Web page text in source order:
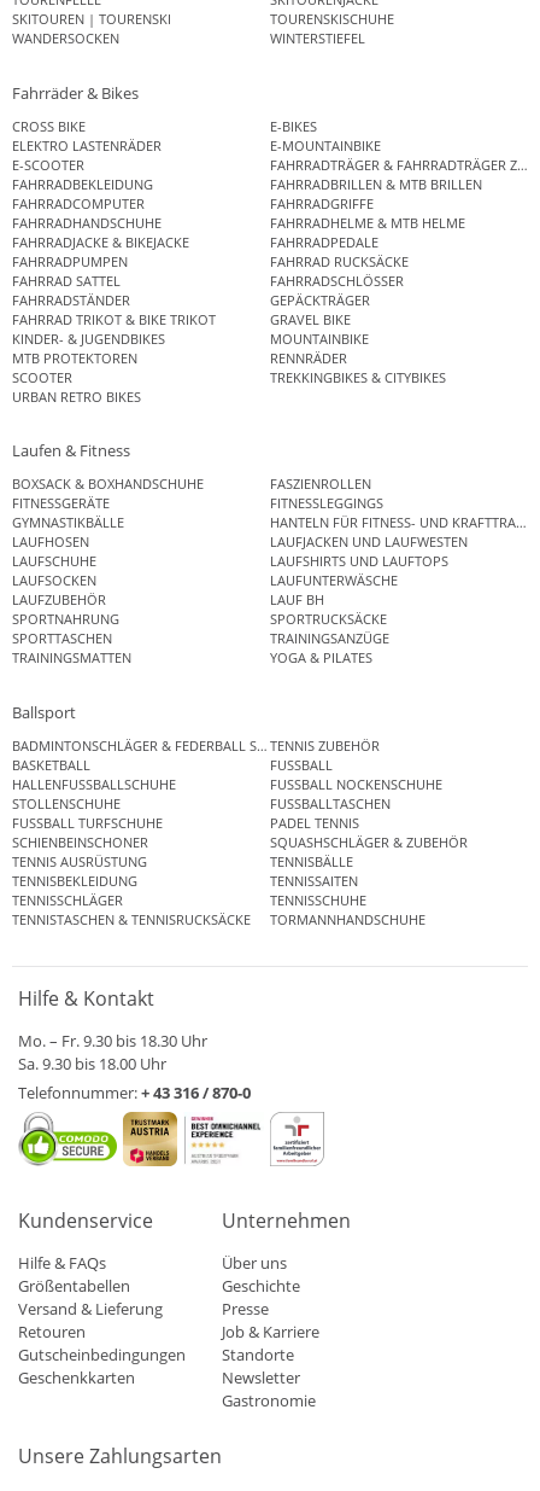
SKITOUREN | TOURENSKI
TOURENSKISCHUHE
WANDERSOCKEN
WINTERSTIEFEL
Fahrräder & Bikes
CROSS BIKE
E-BIKES
ELEKTRO LASTENRÄDER
E-MOUNTAINBIKE
E-SCOOTER
FAHRRADTRÄGER & FAHRRADTRÄGER
FAHRRADBEKLEIDUNG
FAHRRADBRILLEN & MTB BRILLEN
FAHRRADCOMPUTER
FAHRRADGRIFFE
FAHRRADHANDSCHUHE
FAHRRADHELME & MTB HELME
FAHRRADJACKE & BIKEJACKE
FAHRRADPEDALE
FAHRRADPUMPEN
FAHRRAD RUCKSÄCKE
FAHRRAD SATTEL
FAHRRADSCHLÖSSER
FAHRRADSTÄNDER
GEPÄCKTRÄGER
FAHRRAD TRIKOT & BIKE TRIKOT
GRAVEL BIKE
KINDER- & JUGENDBIKES
MOUNTAINBIKE
MTB PROTEKTOREN
RENNRÄDER
SCOOTER
TREKKINGBIKES & CITYBIKES
URBAN RETRO BIKES
Laufen & Fitness
BOXSACK & BOXHANDSCHUHE
FASZIENROLLEN
FITNESSGERÄTE
FITNESSLEGGINGS
GYMNASTIKBÄLLE
HANTELN FÜR FITNESS- UND
LAUFHOSEN
LAUFJACKEN UND LAUFWESTEN
LAUFSCHUHE
LAUFSHIRTS UND LAUFTOPS
LAUFSOCKEN
LAUFUNTERWÄSCHE
LAUFZUBEHÖR
LAUF BH
SPORTNAHRUNG
SPORTRUCKSÄCKE
SPORTTASCHEN
TRAININGSANZÜGE
TRAININGSMATTEN
YOGA & PILATES
Ballsport
BADMINTONSCHLÄGER & FEDERBALL SETSTENNIS ZUBEHÖR
BASKETBALL
FUSSBALL
HALLENFUSSBALLSCHUHE
FUSSBALL NOCKENSCHUHE
STOLLENSCHUHE
FUSSBALLTASCHEN
FUSSBALL TURFSCHUHE
PADEL TENNIS
SCHIENBEINSCHONER
SQUASHSCHLÄGER & ZUBEHÖR
TENNIS AUSRÜSTUNG
TENNISBÄLLE
TENNISBEKLEIDUNG
TENNISSAITEN
TENNISSCHLÄGER
TENNISSCHUHE
TENNISTASCHEN & TENNISRUCKSÄCKE
TORMANNHANDSCHUHE
Hilfe & Kontakt
Mo. – Fr. 9.30 bis 18.30 Uhr
Sa. 9.30 bis 18.00 Uhr
Telefonnummer:+ 43 316 / 870-0
Kundenservice
Hilfe & FAQs
Größentabellen
Versand & Lieferung
Retouren
Gutscheinbedingungen
Geschenkkarten
Unternehmen
Über uns
Geschichte
Presse
Job & Karriere
Standorte
Newsletter
Gastronomie
Unsere Zahlungsarten